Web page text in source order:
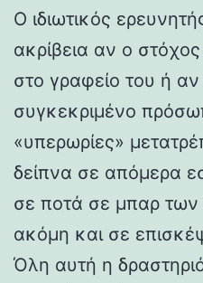
Ο ιδιωτικός
ακρίβεια αν ο
στο γραφείο του ή
συγκεκριμένο
«υπερωρίες»
δείπνα σε απόμερα
σε ποτά σε μπαρ των
ακόμη και σε
Όλη αυτή η